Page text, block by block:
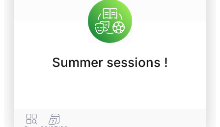
Summer sessions !